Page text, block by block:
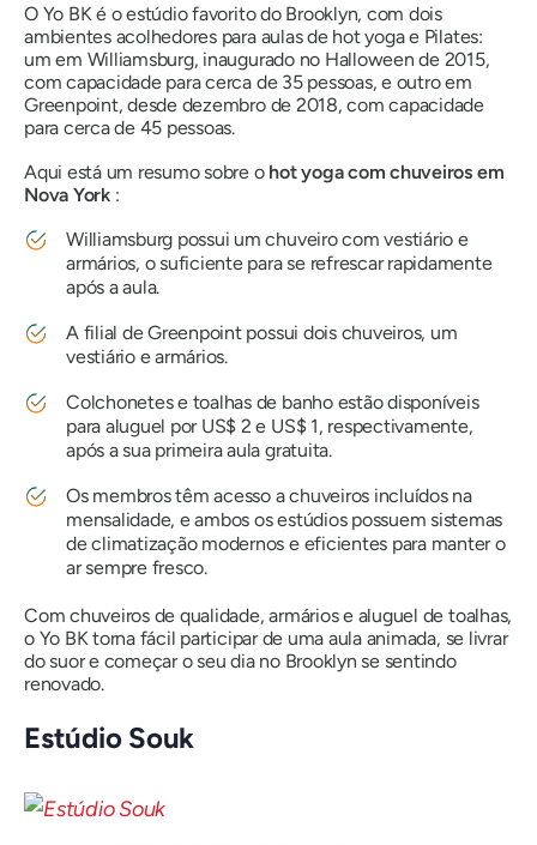
O Yo BK é o estúdio favorito do Brooklyn, com dois
ambientes acolhedores para aulas de hot yoga e Pilates:
um em Williamsburg, inaugurado no Halloween de 2015,
com capacidade para cerca de 35 pessoas, e outro em
Greenpoint, desde dezembro de 2018, com capacidade
para cerca de 45 pessoas.
Aqui está um resumo sobre o hot yoga com chuveiros em
Nova York:
Williamsburg possui um chuveiro com vestiário e
armários, o suficiente para se refrescar rapidamente
após a aula.
A filial de Greenpoint possui dois chuveiros, um
vestiário e armários.
Colchonetes e toalhas de banho estão disponíveis
para aluguel por US$ 2 e US$ 1, respectivamente,
após a sua primeira aula gratuita.
Os membros têm acesso a chuveiros incluídos na
mensalidade, e ambos os estúdios possuem sistemas
de climatização modernos e eficientes para manter o
ar sempre fresco.
Com chuveiros de qualidade, armários e aluguel de toalhas,
o Yo BK torna fácil participar de uma aula animada, se livrar
do suor e começar o seu dia no Brooklyn se sentindo
renovado.
Estúdio Souk